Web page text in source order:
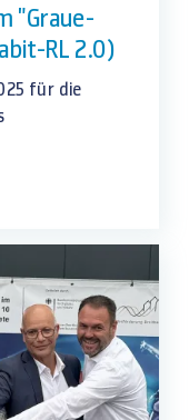
"Graue-
RL 2.0)
für die